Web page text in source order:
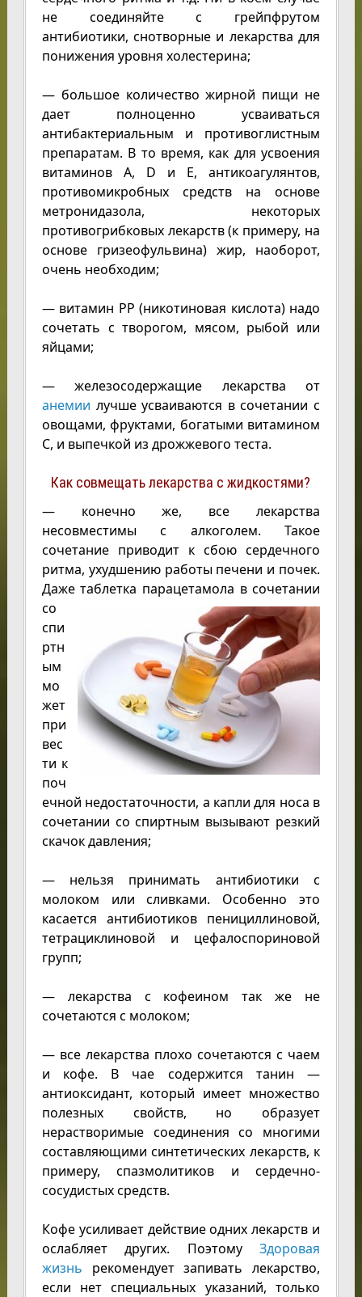
не соединяйте с грейпфрутом
антибиотики, снотворные и лекарства для
понижения уровня холестерина;
— большое количество жирной пищи не
дает полноценно усваиваться
антибактериальным и противоглистным
препаратам. В то время, как для усвоения
витаминов А, D и Е, антикоагулянтов,
противомикробных средств на основе
метронидазола, некоторых
противогрибковых лекарств (к примеру, на
основе гризеофульвина) жир, наоборот,
очень необходим;
— витамин РР (никотиновая кислота) надо
сочетать с творогом, мясом, рыбой или
яйцами;
— железосодержащие лекарства от
анемии лучше усваиваются в сочетании с
овощами, фруктами, богатыми витамином
С, и выпечкой из дрожжевого теста.
Как совмещать лекарства с жидкостями?
— конечно же, все лекарства
несовместимы с алкоголем. Такое
сочетание приводит к сбою сердечного
ритма, ухудшению работы печени и почек.
Дажетаблетка парацетамола в сочетании
со
спи
ртн
ым
мо
жет
при
вес
ти к
поч
ечной недостаточности, а капли для носа в
сочетании со спиртным вызывают резкий
скачок давления;
— нельзя принимать антибиотики с
молоком или сливками. Особенно это
касается антибиотиков пенициллиновой,
тетрациклиновой и цефалоспориновой
групп;
— лекарства с кофеином так же не
сочетаются с молоком;
— все лекарства плохо сочетаются с чаем
и кофе. В чае содержится танин —
антиоксидант, который имеет множество
полезных свойств, но образует
нерастворимые соединения со многими
составляющими синтетических лекарств, к
примеру, спазмолитиков и сердечно-
сосудистых средств.
Кофе усиливает действие одних лекарств и
ослабляет других. ПоэтомуЗдоровая
жизнь рекомендуетзапивать лекарство,
если нет специальных указаний, только